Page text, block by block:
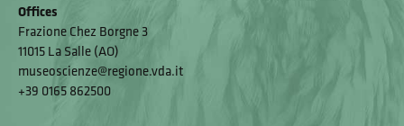
Offices
Frazione Chez Borgne 3
11015 La Salle (AO)
museoscienze@regione.vda.it
+39 0165 862500